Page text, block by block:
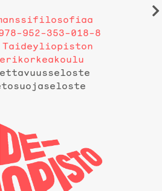
952-353-018-8
Taideyliopiston